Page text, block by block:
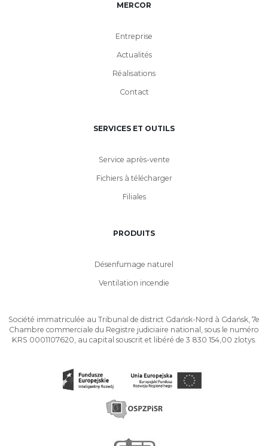
MERCOR
Entreprise
Actualités
Réalisations
Contact
SERVICES ET OUTILS
Service après-vente
Fichiers à télécharger
Filiales
PRODUITS
Désenfumage naturel
Ventilation incendie
Société immatriculée au Tribunal de district Gdańsk-Nord à Gdańsk, 7e
Chambre commerciale du Registre judiciaire national, sous le numéro
KRS 0001107620, au capital souscrit et libéré de 3 830 154,00 zlotys.